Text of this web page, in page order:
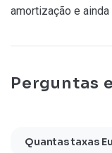
amortização e
Perguntas
Quantas taxas